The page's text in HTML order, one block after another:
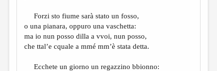
Forzi sto fiume sarà stato un fosso,
o una pianara, oppuro una vaschetta:
ma io nun posso dilla a vvoi, nun posso,
che ttal’e cquale a mmé mm’è stata detta.
Ecchete un giorno un regazzino bbionno: